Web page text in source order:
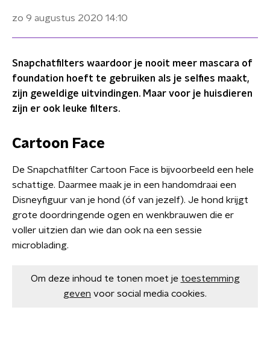
zo 9 augustus 2020 14:10
Snapchatfilters waardoor je nooit meer mascara of
foundation hoeft te gebruiken als je selfies maakt,
zijn geweldige uitvindingen. Maar voor je huisdieren
zijn er ook leuke filters.
Cartoon Face
De Snapchatfilter Cartoon Face is bijvoorbeeld een hele
schattige. Daarmee maak je in een handomdraai een
Disneyfiguur van je hond (óf van jezelf). Je hond krijgt
grote doordringende ogen en wenkbrauwen die er
voller uitzien dan wie dan ook na een sessie
microblading.
Om deze inhoud te tonen moet je toestemming
geven voor social media cookies.